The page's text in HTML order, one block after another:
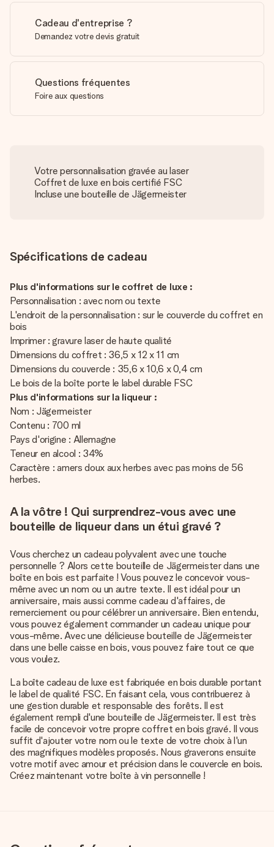
Cadeau d'entreprise ?
Demandez votre devis gratuit
Questions fréquentes
Foire aux questions
Votre personnalisation gravée au laser
Coffret de luxe en bois certifié FSC
Incluse une bouteille de Jägermeister
Spécifications de cadeau
Plus d'informations sur le coffret de luxe :
Personnalisation : avec nom ou texte
L'endroit de la personnalisation : sur le couvercle du coffret en
bois
Imprimer : gravure laser de haute qualité
Dimensions du coffret : 36,5 x 12 x 11 cm
Dimensions du couvercle : 35,6 x 10,6 x 0,4 cm
Le bois de la boîte porte le label durable FSC
Plus d'informations sur la liqueur :
Nom : Jägermeister
Contenu : 700 ml
Pays d'origine : Allemagne
Teneur en alcool : 34%
Caractère : amers doux aux herbes avec pas moins de 56
herbes.
A la vôtre ! Qui surprendrez-vous avec une
bouteille de liqueur dans un étui gravé ?
Vous cherchez un cadeau polyvalent avec une touche
personnelle ? Alors cette bouteille de Jägermeister dans une
boîte en bois est parfaite ! Vous pouvez le concevoir vous-
même avec un nom ou un autre texte. Il est idéal pour un
anniversaire, mais aussi comme cadeau d'affaires, de
remerciement ou pour célébrer un anniversaire. Bien entendu,
vous pouvez également commander un cadeau unique pour
vous-même. Avec une délicieuse bouteille de Jägermeister
dans une belle caisse en bois, vous pouvez faire tout ce que
vous voulez.
La boîte cadeau de luxe est fabriquée en bois durable portant
le label de qualité FSC. En faisant cela, vous contribuerez à
une gestion durable et responsable des forêts. Il est
également rempli d'une bouteille de Jägermeister. Il est très
facile de concevoir votre propre coffret en bois gravé. Il vous
suffit d'ajouter votre nom ou le texte de votre choix à l'un
des magnifiques modèles proposés. Nous graverons ensuite
votre motif avec amour et précision dans le couvercle en bois.
Créez maintenant votre boîte à vin personnelle !